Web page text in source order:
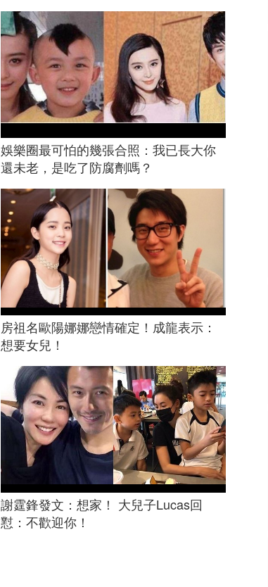
娛樂圈最可怕的幾張合照：我已長大你
還未老，是吃了防腐劑嗎？
房祖名歐陽娜娜戀情確定！成龍表示：
想要女兒！
謝霆鋒發文：想家！ 大兒子Lucas回
懟：不歡迎你！